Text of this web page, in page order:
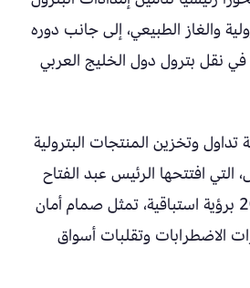
والغاز الطبيعي، إلى جانب دوره
نقل بترول دول الخليج العربي
وتخزين المنتجات البترولية
التي افتتحها الرئيس عبد الفتاح
السيسي في عام 2019 برؤية استباقية، تمثل صمام أمان
الاضطرابات وتقلبات أسواق